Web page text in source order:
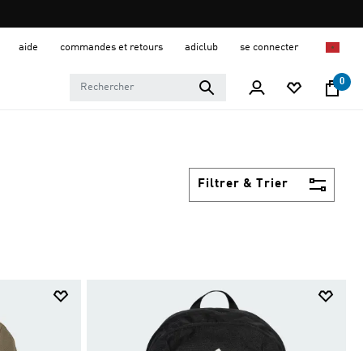
aide commandes et retours adiclub se connecter
0
Filtrer & Trier